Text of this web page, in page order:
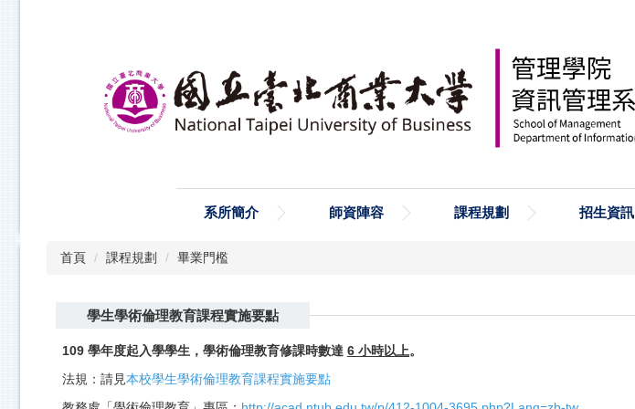
系所簡介 師資陣容 課程規劃 招生資訊
首頁 課程規劃 畢業門檻
學生學術倫理教育課程實施要點
109 學年度起入學學生，學術倫理教育修課時數達 6 小時以上。
法規：請見本校學生學術倫理教育課程實施要點